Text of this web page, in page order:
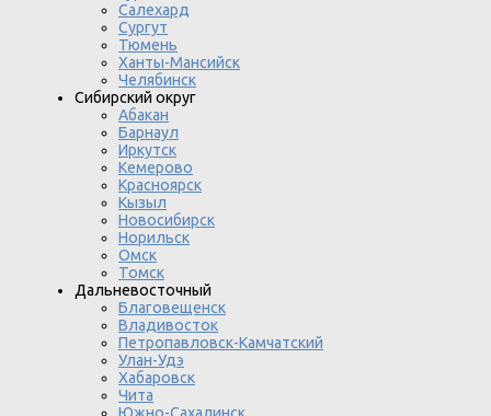
Салехард
Сургут
Тюмень
Ханты-Мансийск
Челябинск
Сибирский округ
Абакан
Барнаул
Иркутск
Кемерово
Красноярск
Кызыл
Новосибирск
Норильск
Омск
Томск
Дальневосточный
Благовещенск
Владивосток
Петропавловск-Камчатский
Улан-Удэ
Хабаровск
Чита
Южно-Сахалинск